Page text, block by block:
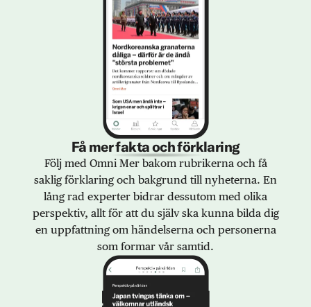
Få mer fakta och förklaring
Följ med Omni Mer bakom rubrikerna och få
saklig förklaring och bakgrund till nyheterna. En
lång rad experter bidrar dessutom med olika
perspektiv, allt för att du själv ska kunna bilda dig
en uppfattning om händelserna och personerna
som formar vår samtid.